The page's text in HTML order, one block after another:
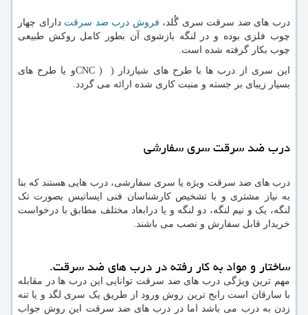
درب های ضد سرقت سری گُلد، فروش درب ضد سرقت دارای چهار
چوب فلزی بوده و در لنگه بازشوی آن بطور کامل روکش طبیعی
چوب بکار گرفته شده است.
این سری از درب ها با طرح های شیاردار (
CNC )و یا طرح های
بسیار زیبای بر جسته و منبت کاری شده ارائه می گردد.
درب ضد سرقت سری سفارشی
درب های ضد سرقت ویژه یا سری سفارشی، درب هایی هستند که بنا
به نیاز مشتری و با تشخیص کارشناسان فنی ایساتیس بصورت تک
لنگه، یک و نیم لنگه، دو لنگه و یا درابعاد مختلف مطابق با درخواست
خریدار قابل سفارش و نصب می باشند.
ساختار و مواد به کار رفته در درب های ضد سرقت.
مهم ترین ویژگی درب های ضد سرقت توانایی این درب ها در مقابله
با سارقان است رابج ترین روش ورود از طریق یک سری لگد و یا تنه
زدن به درب می باشد اما در درب های ضد سرقت این روش جواب